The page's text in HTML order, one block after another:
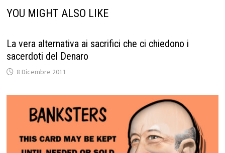
YOU MIGHT ALSO LIKE
La vera alternativa ai sacrifici che ci chiedono i
sacerdoti del Denaro
8 Dicembre 2011